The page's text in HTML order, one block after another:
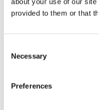
provided to them or that
Selection
Necessary
Preferences